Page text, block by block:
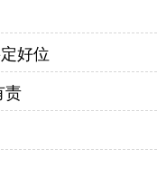
好位
责